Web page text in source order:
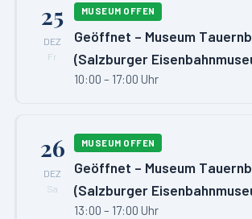
25
DEZ
Fr
MUSEUM OFFEN
Geöffnet – Museum
(Salzburger
10:00 – 17:00 Uhr
26
DEZ
Sa
MUSEUM OFFEN
Geöffnet – Museum
(Salzburger
13:00 – 17:00 Uhr